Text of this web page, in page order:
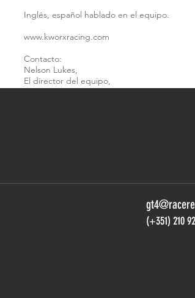
Inglés, español hablado en el equipo.
www.kworxracing.com
Contacto:
Nelson Lukes,
El director del equipo,
T: +33 (0)683010282
(+351) 210